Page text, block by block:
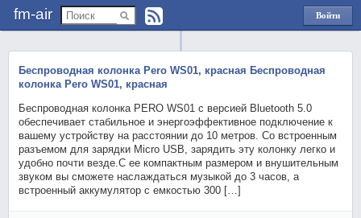
fm-air
Войти
через
Беспроводная колонка Pero WS01, красная Беспроводная
колонка Pero WS01, красная
Беспроводная колонка PERO WS01 с версией Bluetooth 5.0
обеспечивает стабильное и энергоэффективное подключение к
вашему устройству на расстоянии до 10 метров. Со встроенным
разъемом для зарядки Micro USB, зарядить эту колонку легко и
удобно почти везде.С ее компактным размером и внушительным
звуком вы сможете наслаждаться музыкой до 3 часов, а
встроенный аккумулятор с емкостью 300 […]